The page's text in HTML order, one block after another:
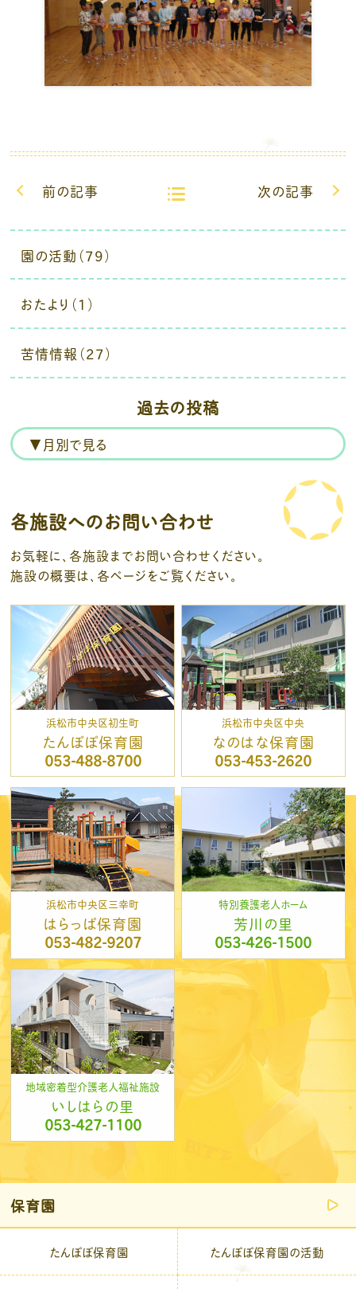
前の記事 次の記事
園の活動（79）
おたより（1）
苦情情報（27）
過去の投稿
各施設へのお問い合わせ
お気軽に、各施設までお問い合わせください。
施設の概要は、各ページをご覧ください。
浜松市中央区初生町
たんぽぽ保育園
053-488-8700
浜松市中央区中央
なのはな保育園
053-453-2620
浜松市中央区三幸町
はらっぱ保育園
053-482-9207
特別養護老人ホーム
芳川の里
053-426-1500
地域密着型介護老人福祉施設
いしはらの里
053-427-1100
保育園
たんぽぽ保育園 たんぽぽ保育園の活動